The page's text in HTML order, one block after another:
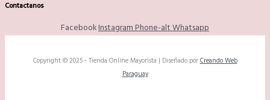
Contactanos
FacebookInstagramPhone-altWhatsapp
Copyright © 2025 - Tienda Online Mayorista | Diseñado porCreando Web
Paraguay